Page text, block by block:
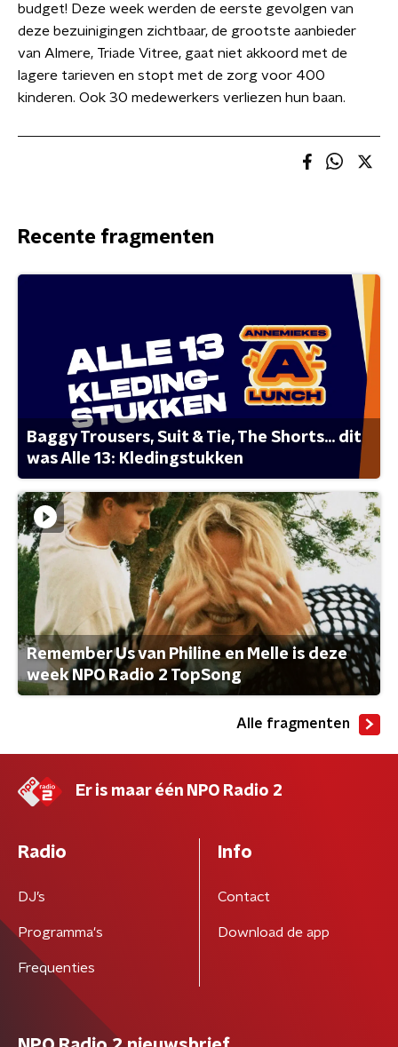
budget! Deze week werden de eerste gevolgen van
deze bezuinigingen zichtbaar, de grootste aanbieder
van Almere, Triade Vitree, gaat niet akkoord met de
lagere tarieven en stopt met de zorg voor 400
kinderen. Ook 30 medewerkers verliezen hun baan.
Recente fragmenten
Baggy Trousers, Suit & Tie, The Shorts... dit
was Alle 13: Kledingstukken
Remember Us van Philine en Melle is deze
week NPO Radio 2 TopSong
Alle fragmenten
Er is maar één NPO Radio 2
Radio
DJ’s
Programma's
Frequenties
Info
Contact
Download de app